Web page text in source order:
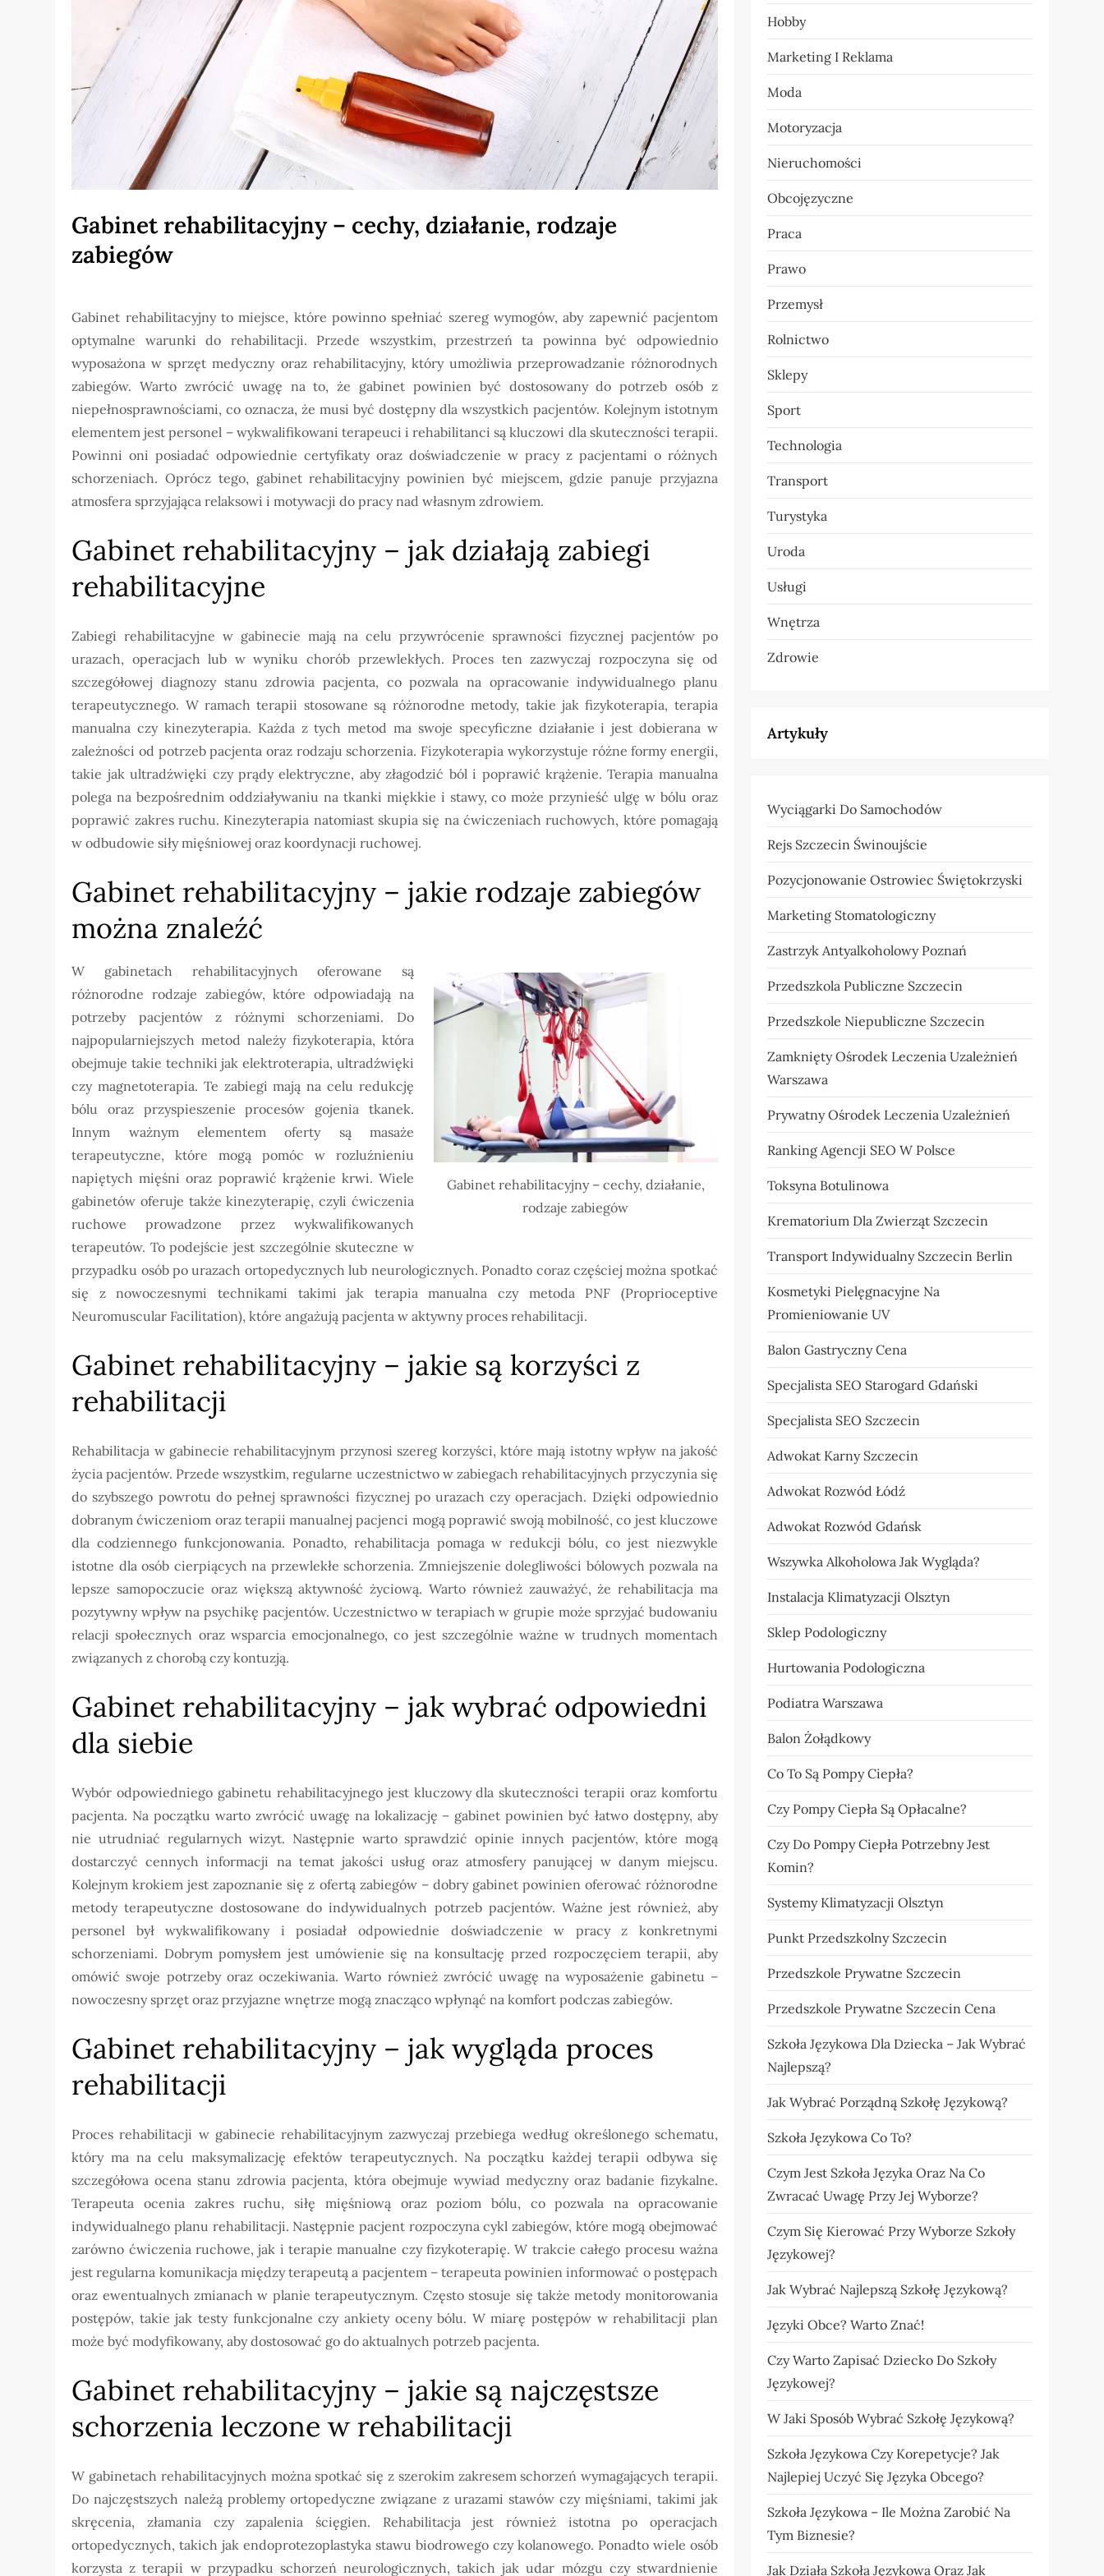
Gabinet rehabilitacyjny – cechy, działanie, rodzaje
zabiegów
Gabinet rehabilitacyjny to miejsce, które powinno spełniać szereg wymogów, aby zapewnić pacjentom
optymalne warunki do rehabilitacji. Przede wszystkim, przestrzeń ta powinna być odpowiednio
wyposażona w sprzęt medyczny oraz rehabilitacyjny, który umożliwia przeprowadzanie różnorodnych
zabiegów. Warto zwrócić uwagę na to, że gabinet powinien być dostosowany do potrzeb osób z
niepełnosprawnościami, co oznacza, że musi być dostępny dla wszystkich pacjentów. Kolejnym istotnym
elementem jest personel – wykwalifikowani terapeuci i rehabilitanci są kluczowi dla skuteczności terapii.
Powinni oni posiadać odpowiednie certyfikaty oraz doświadczenie w pracy z pacjentami o różnych
schorzeniach. Oprócz tego, gabinet rehabilitacyjny powinien być miejscem, gdzie panuje przyjazna
atmosfera sprzyjająca relaksowi i motywacji do pracy nad własnym zdrowiem.
Gabinet rehabilitacyjny – jak działają zabiegi
rehabilitacyjne
Zabiegi rehabilitacyjne w gabinecie mają na celu przywrócenie sprawności fizycznej pacjentów po
urazach, operacjach lub w wyniku chorób przewlekłych. Proces ten zazwyczaj rozpoczyna się od
szczegółowej diagnozy stanu zdrowia pacjenta, co pozwala na opracowanie indywidualnego planu
terapeutycznego. W ramach terapii stosowane są różnorodne metody, takie jak fizykoterapia, terapia
manualna czy kinezyterapia. Każda z tych metod ma swoje specyficzne działanie i jest dobierana w
zależności od potrzeb pacjenta oraz rodzaju schorzenia. Fizykoterapia wykorzystuje różne formy energii,
takie jak ultradźwięki czy prądy elektryczne, aby złagodzić ból i poprawić krążenie. Terapia manualna
polega na bezpośrednim oddziaływaniu na tkanki miękkie i stawy, co może przynieść ulgę w bólu oraz
poprawić zakres ruchu. Kinezyterapia natomiast skupia się na ćwiczeniach ruchowych, które pomagają
w odbudowie siły mięśniowej oraz koordynacji ruchowej.
Gabinet rehabilitacyjny – jakie rodzaje zabiegów
można znaleźć
Gabinet rehabilitacyjny – cechy, działanie,
rodzaje zabiegów
W gabinetach rehabilitacyjnych oferowane są
różnorodne rodzaje zabiegów, które odpowiadają na
potrzeby pacjentów z różnymi schorzeniami. Do
najpopularniejszych metod należy fizykoterapia, która
obejmuje takie techniki jak elektroterapia, ultradźwięki
czy magnetoterapia. Te zabiegi mają na celu redukcję
bólu oraz przyspieszenie procesów gojenia tkanek.
Innym ważnym elementem oferty są masaże
terapeutyczne, które mogą pomóc w rozluźnieniu
napiętych mięśni oraz poprawić krążenie krwi. Wiele
gabinetów oferuje także kinezyterapię, czyli ćwiczenia
ruchowe prowadzone przez wykwalifikowanych
terapeutów. To podejście jest szczególnie skuteczne w
przypadku osób po urazach ortopedycznych lub neurologicznych. Ponadto coraz częściej można spotkać
się z nowoczesnymi technikami takimi jak terapia manualna czy metoda PNF (Proprioceptive
Neuromuscular Facilitation), które angażują pacjenta w aktywny proces rehabilitacji.
Gabinet rehabilitacyjny – jakie są korzyści z
rehabilitacji
Rehabilitacja w gabinecie rehabilitacyjnym przynosi szereg korzyści, które mają istotny wpływ na jakość
życia pacjentów. Przede wszystkim, regularne uczestnictwo w zabiegach rehabilitacyjnych przyczynia się
do szybszego powrotu do pełnej sprawności fizycznej po urazach czy operacjach. Dzięki odpowiednio
dobranym ćwiczeniom oraz terapii manualnej pacjenci mogą poprawić swoją mobilność, co jest kluczowe
dla codziennego funkcjonowania. Ponadto, rehabilitacja pomaga w redukcji bólu, co jest niezwykle
istotne dla osób cierpiących na przewlekłe schorzenia. Zmniejszenie dolegliwości bólowych pozwala na
lepsze samopoczucie oraz większą aktywność życiową. Warto również zauważyć, że rehabilitacja ma
pozytywny wpływ na psychikę pacjentów. Uczestnictwo w terapiach w grupie może sprzyjać budowaniu
relacji społecznych oraz wsparcia emocjonalnego, co jest szczególnie ważne w trudnych momentach
związanych z chorobą czy kontuzją.
Gabinet rehabilitacyjny – jak wybrać odpowiedni
dla siebie
Wybór odpowiedniego gabinetu rehabilitacyjnego jest kluczowy dla skuteczności terapii oraz komfortu
pacjenta. Na początku warto zwrócić uwagę na lokalizację – gabinet powinien być łatwo dostępny, aby
nie utrudniać regularnych wizyt. Następnie warto sprawdzić opinie innych pacjentów, które mogą
dostarczyć cennych informacji na temat jakości usług oraz atmosfery panującej w danym miejscu.
Kolejnym krokiem jest zapoznanie się z ofertą zabiegów – dobry gabinet powinien oferować różnorodne
metody terapeutyczne dostosowane do indywidualnych potrzeb pacjentów. Ważne jest również, aby
personel był wykwalifikowany i posiadał odpowiednie doświadczenie w pracy z konkretnymi
schorzeniami. Dobrym pomysłem jest umówienie się na konsultację przed rozpoczęciem terapii, aby
omówić swoje potrzeby oraz oczekiwania. Warto również zwrócić uwagę na wyposażenie gabinetu –
nowoczesny sprzęt oraz przyjazne wnętrze mogą znacząco wpłynąć na komfort podczas zabiegów.
Gabinet rehabilitacyjny – jak wygląda proces
rehabilitacji
Proces rehabilitacji w gabinecie rehabilitacyjnym zazwyczaj przebiega według określonego schematu,
który ma na celu maksymalizację efektów terapeutycznych. Na początku każdej terapii odbywa się
szczegółowa ocena stanu zdrowia pacjenta, która obejmuje wywiad medyczny oraz badanie fizykalne.
Terapeuta ocenia zakres ruchu, siłę mięśniową oraz poziom bólu, co pozwala na opracowanie
indywidualnego planu rehabilitacji. Następnie pacjent rozpoczyna cykl zabiegów, które mogą obejmować
zarówno ćwiczenia ruchowe, jak i terapie manualne czy fizykoterapię. W trakcie całego procesu ważna
jest regularna komunikacja między terapeutą a pacjentem – terapeuta powinien informować o postępach
oraz ewentualnych zmianach w planie terapeutycznym. Często stosuje się także metody monitorowania
postępów, takie jak testy funkcjonalne czy ankiety oceny bólu. W miarę postępów w rehabilitacji plan
może być modyfikowany, aby dostosować go do aktualnych potrzeb pacjenta.
Gabinet rehabilitacyjny – jakie są najczęstsze
schorzenia leczone w rehabilitacji
W gabinetach rehabilitacyjnych można spotkać się z szerokim zakresem schorzeń wymagających terapii.
Do najczęstszych należą problemy ortopedyczne związane z urazami stawów czy mięśniami, takimi jak
skręcenia, złamania czy zapalenia ścięgien. Rehabilitacja jest również istotna po operacjach
ortopedycznych, takich jak endoprotezoplastyka stawu biodrowego czy kolanowego. Ponadto wiele osób
korzysta z terapii w przypadku schorzeń neurologicznych, takich jak udar mózgu czy stwardnienie
Hobby
Marketing I Reklama
Moda
Motoryzacja
Nieruchomości
Obcojęzyczne
Praca
Prawo
Przemysł
Rolnictwo
Sklepy
Sport
Technologia
Transport
Turystyka
Uroda
Usługi
Wnętrza
Zdrowie
Artykuły
Wyciągarki Do Samochodów
Rejs Szczecin Świnoujście
Pozycjonowanie Ostrowiec Świętokrzyski
Marketing Stomatologiczny
Zastrzyk Antyalkoholowy Poznań
Przedszkola Publiczne Szczecin
Przedszkole Niepubliczne Szczecin
Zamknięty Ośrodek Leczenia Uzależnień
Warszawa
Prywatny Ośrodek Leczenia Uzależnień
Ranking Agencji SEO W Polsce
Toksyna Botulinowa
Krematorium Dla Zwierząt Szczecin
Transport Indywidualny Szczecin Berlin
Kosmetyki Pielęgnacyjne Na
Promieniowanie UV
Balon Gastryczny Cena
Specjalista SEO Starogard Gdański
Specjalista SEO Szczecin
Adwokat Karny Szczecin
Adwokat Rozwód Łódź
Adwokat Rozwód Gdańsk
Wszywka Alkoholowa Jak Wygląda?
Instalacja Klimatyzacji Olsztyn
Sklep Podologiczny
Hurtowania Podologiczna
Podiatra Warszawa
Balon Żołądkowy
Co To Są Pompy Ciepła?
Czy Pompy Ciepła Są Opłacalne?
Czy Do Pompy Ciepła Potrzebny Jest
Komin?
Systemy Klimatyzacji Olsztyn
Punkt Przedszkolny Szczecin
Przedszkole Prywatne Szczecin
Przedszkole Prywatne Szczecin Cena
Szkoła Językowa Dla Dziecka – Jak Wybrać
Najlepszą?
Jak Wybrać Porządną Szkołę Językową?
Szkoła Językowa Co To?
Czym Jest Szkoła Języka Oraz Na Co
Zwracać Uwagę Przy Jej Wyborze?
Czym Się Kierować Przy Wyborze Szkoły
Językowej?
Jak Wybrać Najlepszą Szkołę Językową?
Języki Obce? Warto Znać!
Czy Warto Zapisać Dziecko Do Szkoły
Językowej?
W Jaki Sposób Wybrać Szkołę Językową?
Szkoła Językowa Czy Korepetycje? Jak
Najlepiej Uczyć Się Języka Obcego?
Szkoła Językowa – Ile Można Zarobić Na
Tym Biznesie?
Jak Działa Szkoła Językowa Oraz Jak